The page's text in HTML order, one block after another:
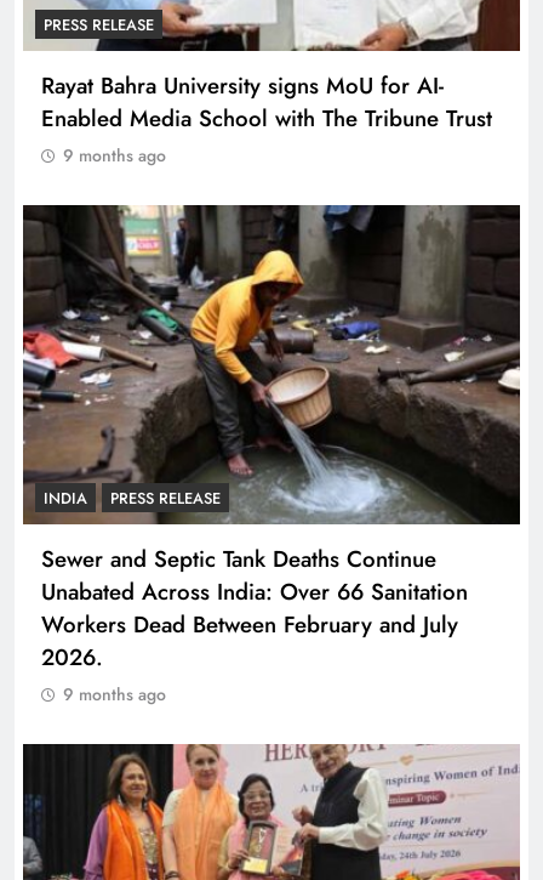
PRESS RELEASE
Rayat Bahra University signs MoU for AI-
Enabled Media School with The Tribune Trust
9 months ago
INDIA PRESS RELEASE
Sewer and Septic Tank Deaths Continue
Unabated Across India: Over 66 Sanitation
Workers Dead Between February and July
2026.
9 months ago